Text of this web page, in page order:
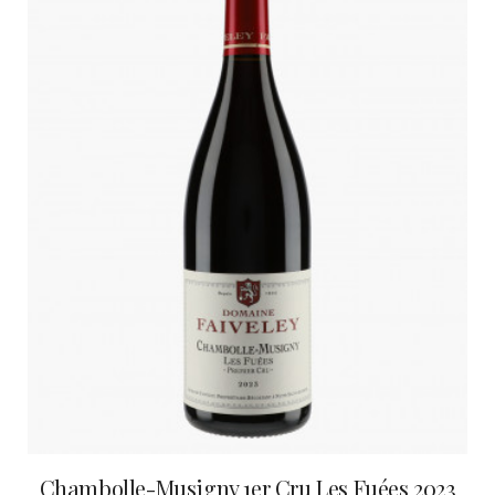
Chambolle-Musigny 1er Cru Les Fuées 2023